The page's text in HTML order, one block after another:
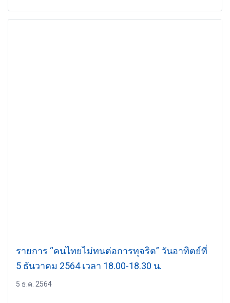
รายการ “คนไทยไม่ทนต่อการทุจริต” วันอาทิตย์ที่
5 ธันวาคม 2564 เวลา 18.00-18.30 น.
5 ธ.ค. 2564